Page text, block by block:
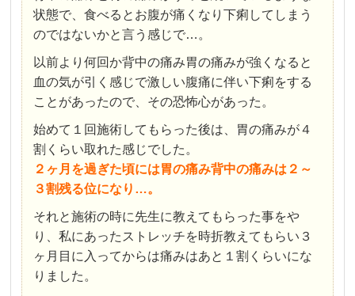
状態で、食べるとお腹が痛くなり下痢してしまう
のではないかと言う感じで…。
以前より何回か背中の痛み胃の痛みが強くなると
血の気が引く感じで激しい腹痛に伴い下痢をする
ことがあったので、その恐怖心があった。
始めて１回施術してもらった後は、胃の痛みが４
割くらい取れた感じでした。
２ヶ月を過ぎた頃には胃の痛み背中の痛みは２～
３割残る位になり…。
それと施術の時に先生に教えてもらった事をや
り、私にあったストレッチを時折教えてもらい３
ヶ月目に入ってからは痛みはあと１割くらいにな
りました。